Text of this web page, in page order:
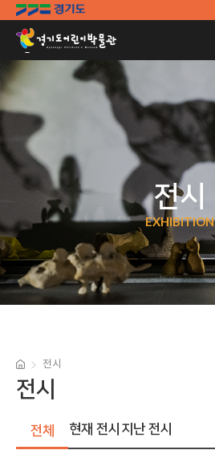
전시
EXHIBITION
전시
전시
전체 현재 전시 지난 전시